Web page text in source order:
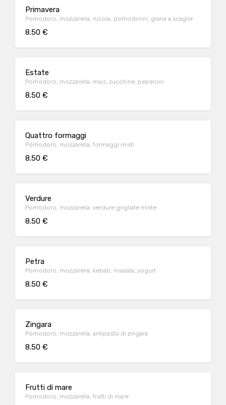
Primavera
Pomodoro, mozzarella, rucola, pomodorini, grana a scaglie
8.50 €
Estate
Pomodoro, mozzarella, mais, zucchine, peperoni
8.50 €
Quattro formaggi
Pomodoro, mozzarella, formaggi misti
8.50 €
Verdure
Pomodoro, mozzarella, verdure grigliate miste
8.50 €
Petra
Pomodoro, mozzarella, kebab, insalata, yogurt
8.50 €
Zingara
Pomodoro, mozzarella, antipasto di zingara
8.50 €
Frutti di mare
Pomodoro, mozzarella, frutti di mare